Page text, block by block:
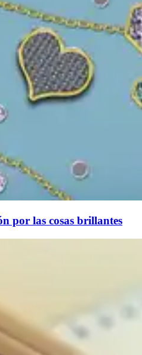
por las cosas brillantes